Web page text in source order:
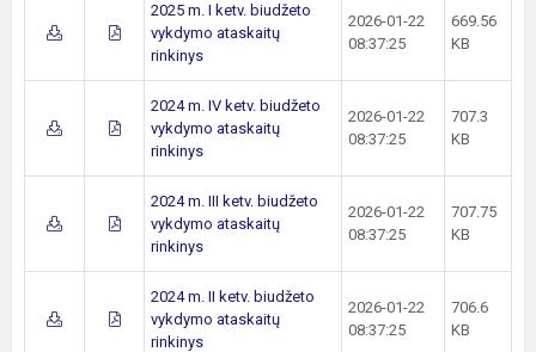
2025 m. I ketv. biudžeto
vykdymo ataskaitų
rinkinys
2026-01-22
08:37:25
669.56
KB
2024 m. IV ketv. biudžeto
vykdymo ataskaitų
rinkinys
2026-01-22
08:37:25
707.3
KB
2024 m. III ketv. biudžeto
vykdymo ataskaitų
rinkinys
2026-01-22
08:37:25
707.75
KB
2024 m. II ketv. biudžeto
vykdymo ataskaitų
rinkinys
2026-01-22
08:37:25
706.6
KB